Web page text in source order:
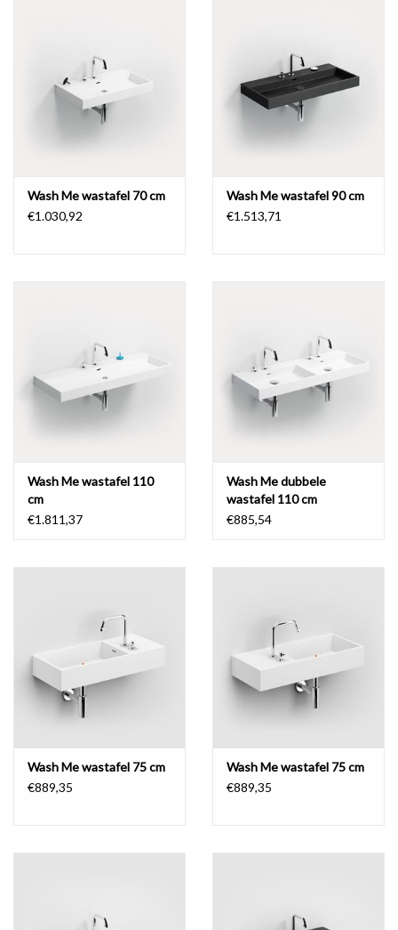
Wash Me wastafel 70 cm
€1.030,92
Wash Me wastafel 90 cm
€1.513,71
Wash Me wastafel 110
cm
€1.811,37
Wash Me dubbele
wastafel 110 cm
€885,54
Wash Me wastafel 75 cm
€889,35
Wash Me wastafel 75 cm
€889,35